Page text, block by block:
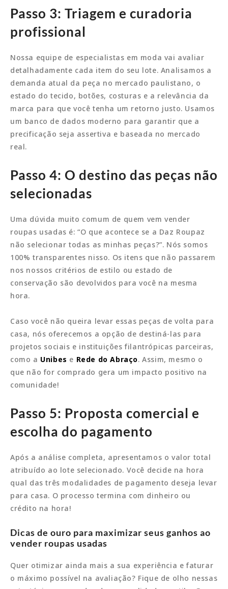
Passo 3: Triagem e curadoria
profissional
Nossa equipe de especialistas em moda vai avaliar
detalhadamente cada item do seu lote. Analisamos a
demanda atual da peça no mercado paulistano, o
estado do tecido, botões, costuras e a relevância da
marca para que você tenha um retorno justo. Usamos
um banco de dados moderno para garantir que a
precificação seja assertiva e baseada no mercado
real.
Passo 4: O destino das peças não
selecionadas
Uma dúvida muito comum de quem vem vender
roupas usadas é: “O que acontece se a Daz Roupaz
não selecionar todas as minhas peças?”. Nós somos
100% transparentes nisso. Os itens que não passarem
nos nossos critérios de estilo ou estado de
conservação são devolvidos para você na mesma
hora.
Caso você não queira levar essas peças de volta para
casa, nós oferecemos a opção de destiná-las para
projetos sociais e instituições filantrópicas parceiras,
como a Unibes e Rede do Abraço. Assim, mesmo o
que não for comprado gera um impacto positivo na
comunidade!
Passo 5: Proposta comercial e
escolha do pagamento
Após a análise completa, apresentamos o valor total
atribuído ao lote selecionado. Você decide na hora
qual das três modalidades de pagamento deseja levar
para casa. O processo termina com dinheiro ou
crédito na hora!
Dicas de ouro para maximizar seus ganhos ao
vender roupas usadas
Quer otimizar ainda mais a sua experiência e faturar
o máximo possível na avaliação? Fique de olho nessas